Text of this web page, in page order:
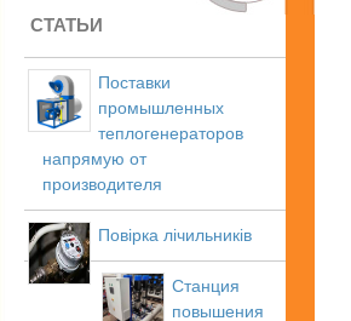
СТАТЬИ
Поставки
промышленных
теплогенераторов
напрямую от
производителя
Повірка лічильників
Станция
повышения